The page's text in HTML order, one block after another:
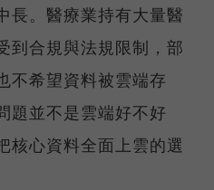
長。醫療業持有大量醫
到合規與法規限制，部
不希望資料被雲端存
題並不是雲端好不好
核心資料全面上雲的選